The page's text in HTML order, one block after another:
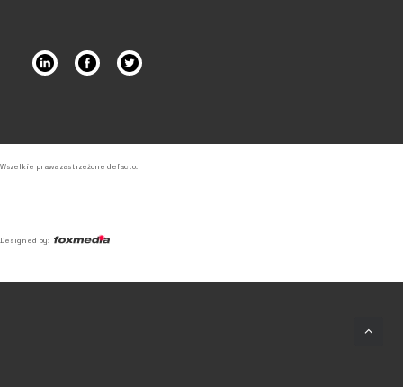
Wszelkie prawa zastrzeżone defacto.
Designed by: